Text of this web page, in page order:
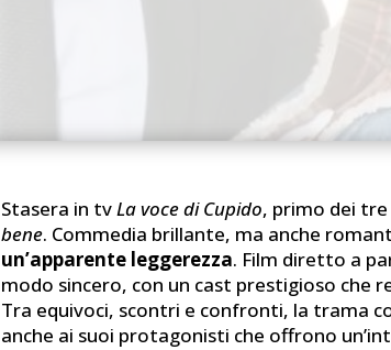
Stasera in tvLa voce di Cupido, primo dei
bene. Commedia brillante, ma anche
un’apparente leggerezza. Film diretto a
modo sincero, con un cast prestigioso che
Tra equivoci, scontri e confronti, la trama
anche ai suoi protagonisti che offrono